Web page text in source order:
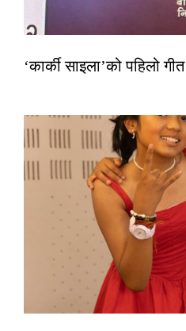
‘कार्की साइला’को पहिलो